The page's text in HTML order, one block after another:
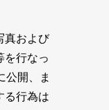
真および
を行なっ
公開、ま
る行為は